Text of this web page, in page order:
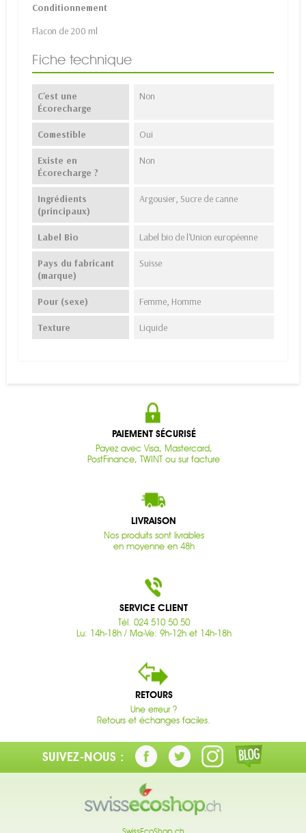
Conditionnement
Flacon de 200 ml
Fiche technique
C'est une
Écorecharge
Non
Comestible Oui
Existe en
Écorecharge ?
Non
Ingrédients
(principaux)
Argousier, Sucre de canne
Label Bio Label bio de l'Union européenne
Pays du fabricant
(marque)
Suisse
Pour (sexe) Femme, Homme
Texture Liquide
PAIEMENT SÉCURISÉ
Payez avec Visa, Mastercard,
PostFinance, TWINT ou sur facture
LIVRAISON
Nos produits sont livrables
en moyenne en 48h
SERVICE CLIENT
Tél. 024 510 50 50
Lu: 14h-18h / Ma-Ve: 9h-12h et 14h-18h
RETOURS
Une erreur ?
Retours et échanges faciles.
SUIVEZ-NOUS :